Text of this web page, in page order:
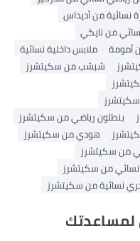
داخلية نسائية
من سكيتشرز
من سكيتشرز
من سكيتشرز
سكيتشرز